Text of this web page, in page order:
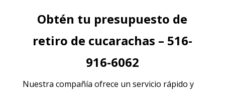
Obtén tu presupuesto de
retiro de cucarachas – 516-
916-6062
Nuestra compañía ofrece un servicio rápido y